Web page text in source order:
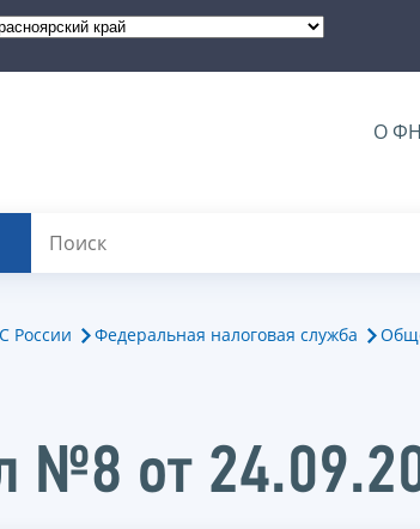
О
России Федеральная налоговая служба
№8 от